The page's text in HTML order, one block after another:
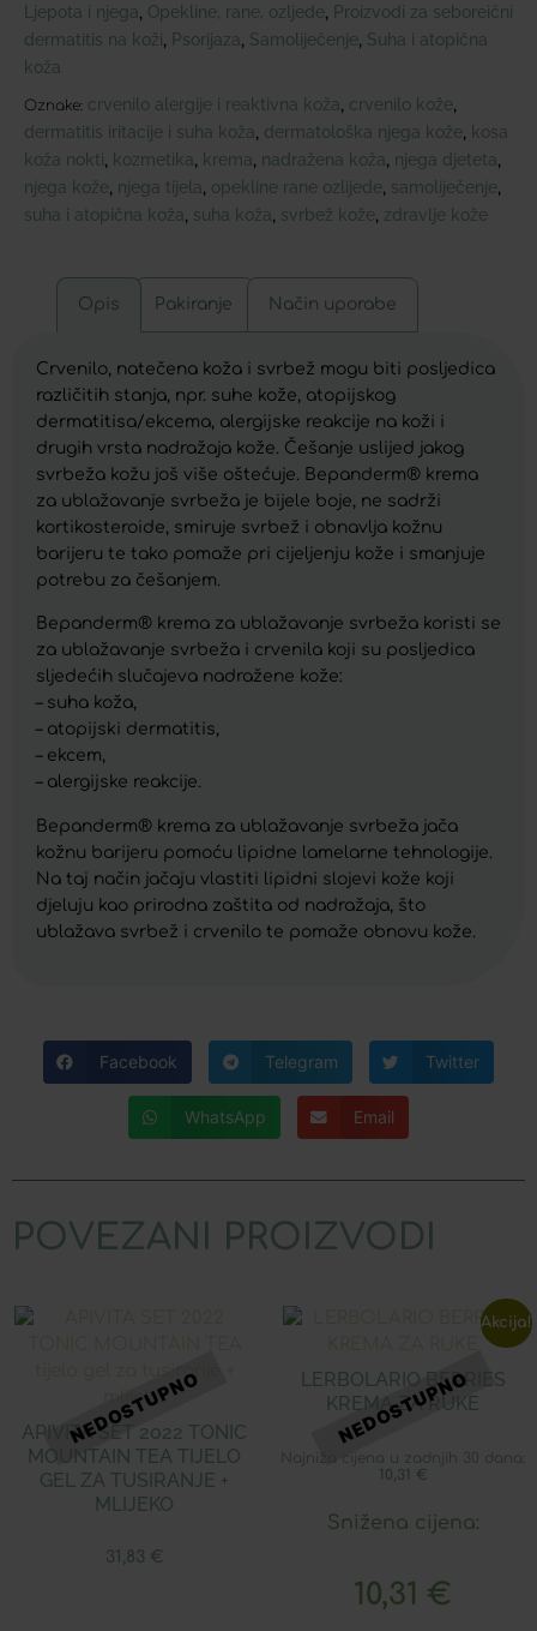
Ljepota i njega Opekline, rane, ozljede Proizvodi za seboreični
dermatitis na koži Psorijaza Samoliječenje Suha i atopična
koža
Oznake: crvenilo alergije i reaktivna koža crvenilo kože
dermatitis iritacije i suha koža dermatološka njega kože kosa
koža nokti kozmetika krema nadražena koža njega djeteta
njega kože njega tijela opekline rane ozlijede samoliječenje
suha i atopična koža suha koža svrbež kože zdravlje kože
Opis Pakiranje Način uporabe
Crvenilo, natečena koža i svrbež mogu biti posljedica
različitih stanja, npr. suhe kože, atopijskog
dermatitisa/ekcema, alergijske reakcije na koži i
drugih vrsta nadražaja kože. Češanje uslijed jakog
svrbeža kožu još više oštećuje. Bepanderm® krema
za ublažavanje svrbeža je bijele boje, ne sadrži
kortikosteroide, smiruje svrbež i obnavlja kožnu
barijeru te tako pomaže pri cijeljenju kože i smanjuje
potrebu za češanjem.
Bepanderm® krema za ublažavanje svrbeža koristi se
za ublažavanje svrbeža i crvenila koji su posljedica
sljedećih slučajeva nadražene kože:
– suha koža,
– atopijski dermatitis,
– ekcem,
– alergijske reakcije.
Bepanderm® krema za ublažavanje svrbeža jača
kožnu barijeru pomoću lipidne lamelarne tehnologije.
Na taj način jačaju vlastiti lipidni slojevi kože koji
djeluju kao prirodna zaštita od nadražaja, što
ublažava svrbež i crvenilo te pomaže obnovu kože.
Facebook Telegram Twitter
WhatsApp Email
POVEZANI PROIZVODI
APIVITA SET 2022 TONIC
MOUNTAIN TEA TIJELO
GEL ZA TUSIRANJE +
MLIJEKO
31,83 €
Akcija!
LERBOLARIO BERRIES
KREMA ZA RUKE
Najniža cijena u zadnjih 30 dana:
10,31 €
Snižena cijena:
10,31 €